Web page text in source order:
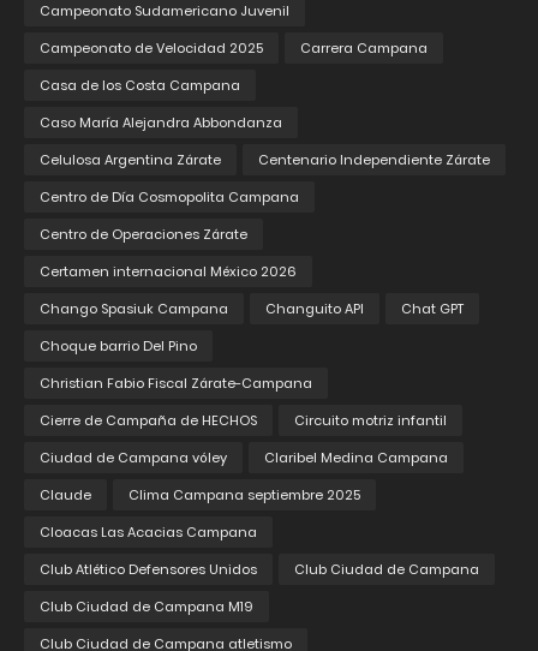
Campeonato Sudamericano Juvenil
Campeonato de Velocidad 2025
Carrera Campana
Casa de los Costa Campana
Caso María Alejandra Abbondanza
Celulosa Argentina Zárate
Centenario Independiente Zárate
Centro de Día Cosmopolita Campana
Centro de Operaciones Zárate
Certamen internacional México 2026
Chango Spasiuk Campana
Changuito API
Chat GPT
Choque barrio Del Pino
Christian Fabio Fiscal Zárate-Campana
Cierre de Campaña de HECHOS
Circuito motriz infantil
Ciudad de Campana vóley
Claribel Medina Campana
Claude
Clima Campana septiembre 2025
Cloacas Las Acacias Campana
Club Atlético Defensores Unidos
Club Ciudad de Campana
Club Ciudad de Campana M19
Club Ciudad de Campana atletismo